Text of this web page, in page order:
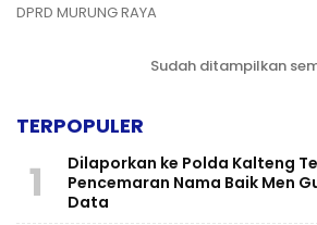
DPRD MURUNG RAYA
Sudah ditampilkan
TERPOPULER
1
Dilaporkan ke Polda Kalteng
Pencemaran Nama Baik Men
Data